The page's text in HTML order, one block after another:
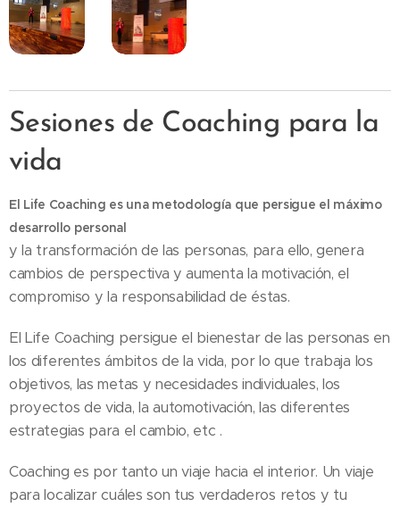
Sesiones de Coaching para la
vida
El Life Coaching es una metodología que persigue el máximo
desarrollo personal
y la transformación de las personas, para ello, genera
cambios de perspectiva y aumenta la motivación, el
compromiso y la responsabilidad de éstas.
El Life Coaching persigue el bienestar de las personas en
los diferentes ámbitos de la vida, por lo que trabaja los
objetivos, las metas y necesidades individuales, los
proyectos de vida, la automotivación, las diferentes
estrategias para el cambio, etc .
Coaching es por tanto un viaje hacia el interior. Un viaje
para localizar cuáles son tus verdaderos retos y tu